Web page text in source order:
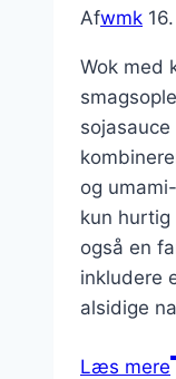
Afwmk
Wok med
og
kun
også en
inkludere
alsidige
Læs mere